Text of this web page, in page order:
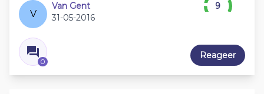
V
Van Gent
31-05-2016
0
9
Reageer